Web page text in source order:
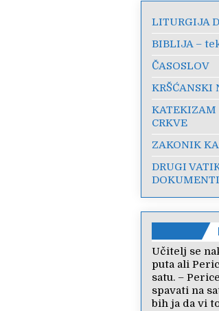
LITURGIJA
BIBLIJA –
ČASOSLOV
KRŠĆANSKI
KATEKIZAM
CRKVE
ZAKONIK
DRUGI
DOKUMENTI
Učitelj se
puta ali
satu. –
spavati na
bih ja da vi